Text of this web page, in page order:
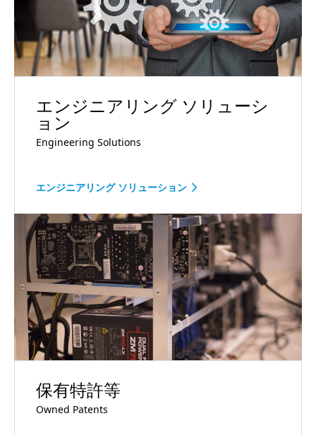
エンジニアリング ソリューシ
ョン
Engineering Solutions
エンジニアリング ソリューション
保有特許等
Owned Patents